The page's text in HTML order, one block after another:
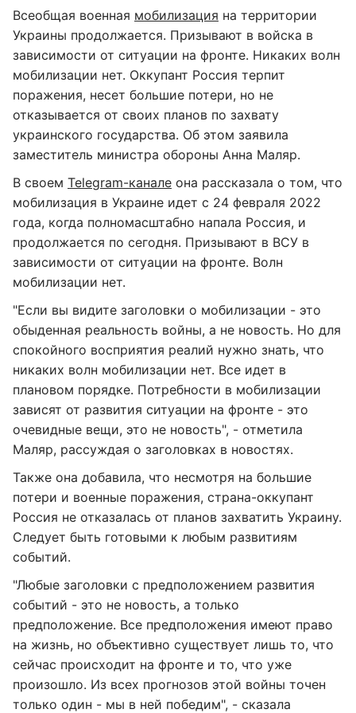
Всеобщая военная мобилизация на территории
Украины продолжается. Призывают в войска в
зависимости от ситуации на фронте. Никаких волн
мобилизации нет. Оккупант Россия терпит
поражения, несет большие потери, но не
отказывается от своих планов по захвату
украинского государства. Об этом заявила
заместитель министра обороны Анна Маляр.
В своем Telegram-канале она рассказала о том, что
мобилизация в Украине идет с 24 февраля 2022
года, когда полномасштабно напала Россия, и
продолжается по сегодня. Призывают в ВСУ в
зависимости от ситуации на фронте. Волн
мобилизации нет.
"Если вы видите заголовки о мобилизации - это
обыденная реальность войны, а не новость. Но для
спокойного восприятия реалий нужно знать, что
никаких волн мобилизации нет. Все идет в
плановом порядке. Потребности в мобилизации
зависят от развития ситуации на фронте - это
очевидные вещи, это не новость", - отметила
Маляр, рассуждая о заголовках в новостях.
Также она добавила, что несмотря на большие
потери и военные поражения, страна-оккупант
Россия не отказалась от планов захватить Украину.
Следует быть готовыми к любым развитиям
событий.
"Любые заголовки с предположением развития
событий - это не новость, а только
предположение. Все предположения имеют право
на жизнь, но объективно существует лишь то, что
сейчас происходит на фронте и то, что уже
произошло. Из всех прогнозов этой войны точен
только один - мы в ней победим", - сказала